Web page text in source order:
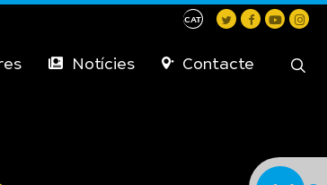
twitterfacebookyoutube
CAT
Notícies Contacte